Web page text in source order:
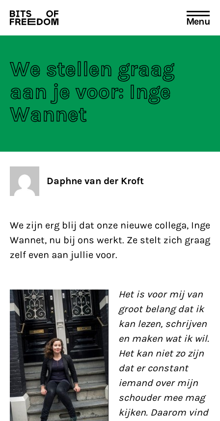
Search
for:
Menu
We stellen graag
aan je voor: Inge
Wannet
Daphne van der Kroft
We zijn erg blij dat onze nieuwe collega, Inge
Wannet, nu bij ons werkt. Ze stelt zich graag
zelf even aan jullie voor.
Het is voor mij van
groot belang dat ik
kan lezen, schrijven
en maken wat ik wil.
Het kan niet zo zijn
dat er constant
iemand over mijn
schouder mee mag
kijken. Daarom vind